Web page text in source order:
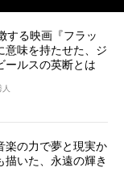
する映画『フラッ
意味を持たせた、ジ
ールスの英断とは
楽の力で夢と現実か
描いた、永遠の輝き